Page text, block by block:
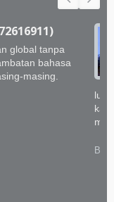
global tanpa
bahasa
masing.